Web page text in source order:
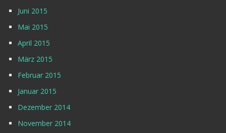
Juni 2015
Mai 2015
April 2015
März 2015
Februar 2015
Januar 2015
Dezember 2014
November 2014